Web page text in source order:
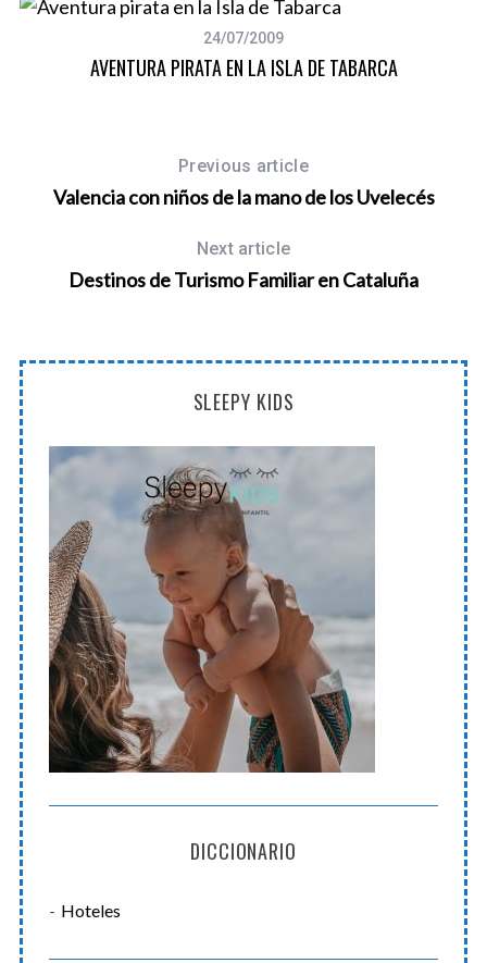
24/07/2009
AVENTURA PIRATA EN LA ISLA DE TABARCA
Previous article
Valencia con niños de la mano de los Uvelecés
Next article
Destinos de Turismo Familiar en Cataluña
SLEEPY KIDS
DICCIONARIO
Hoteles